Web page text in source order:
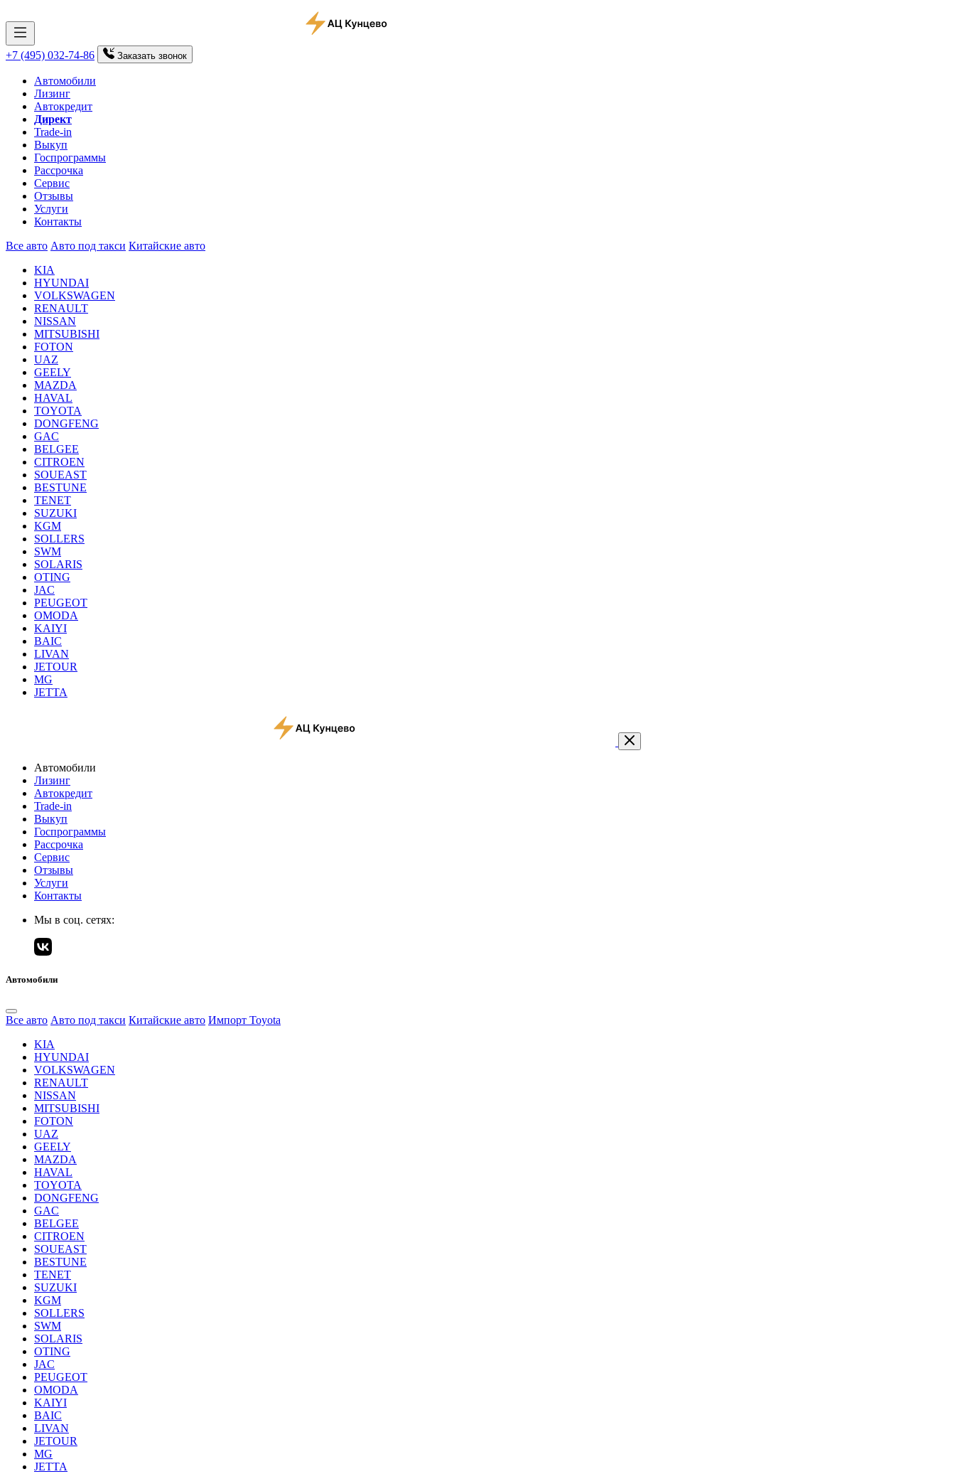
+7 (495) 032-74-86 Заказать звонок
Автомобили
Лизинг
Автокредит
Директ
Trade-in
Выкуп
Госпрограммы
Рассрочка
Сервис
Отзывы
Услуги
Контакты
Все авто Авто под такси Китайские авто
KIA
HYUNDAI
VOLKSWAGEN
RENAULT
NISSAN
MITSUBISHI
FOTON
UAZ
GEELY
MAZDA
HAVAL
TOYOTA
DONGFENG
GAC
BELGEE
CITROEN
SOUEAST
BESTUNE
TENET
SUZUKI
KGM
SOLLERS
SWM
SOLARIS
OTING
JAC
PEUGEOT
OMODA
KAIYI
BAIC
LIVAN
JETOUR
MG
JETTA
Автомобили
Лизинг
Автокредит
Trade-in
Выкуп
Госпрограммы
Рассрочка
Сервис
Отзывы
Услуги
Контакты
Мы в соц. сетях:
Автомобили
Все авто Авто под такси Китайские авто Импорт Toyota
KIA
HYUNDAI
VOLKSWAGEN
RENAULT
NISSAN
MITSUBISHI
FOTON
UAZ
GEELY
MAZDA
HAVAL
TOYOTA
DONGFENG
GAC
BELGEE
CITROEN
SOUEAST
BESTUNE
TENET
SUZUKI
KGM
SOLLERS
SWM
SOLARIS
OTING
JAC
PEUGEOT
OMODA
KAIYI
BAIC
LIVAN
JETOUR
MG
JETTA